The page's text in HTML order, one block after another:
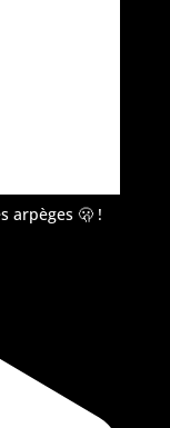
arpèges 🫢 !